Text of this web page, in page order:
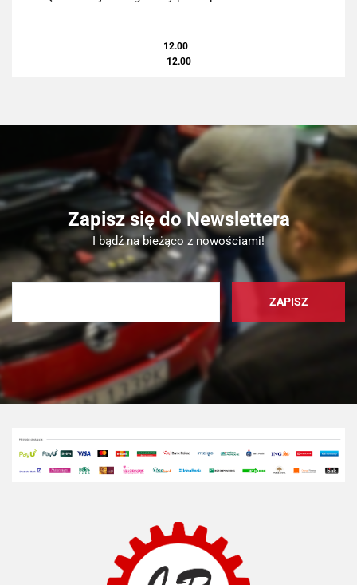
12.00
12.00
Zapisz się do Newslettera
I bądź na bieżąco z nowościami!